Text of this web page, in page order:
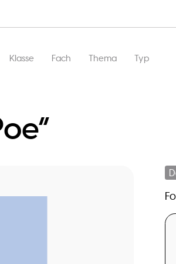
Klasse Fach Thema Typ